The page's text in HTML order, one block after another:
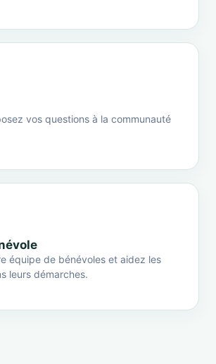
vos questions à la communauté
équipe de bénévoles et aidez les
leurs démarches.